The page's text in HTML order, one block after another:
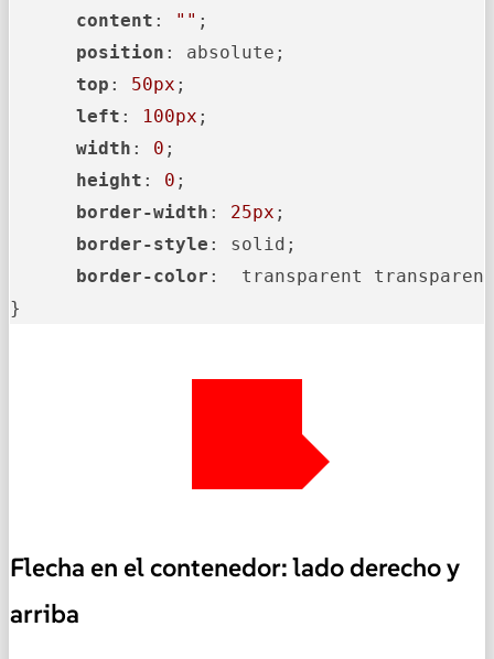
content : "" ;
position : absolute;
top : 50px ;
left : 100px ;
width : 0 ;
height : 0 ;
border-width : 25px ;
border-style : solid;
border-color :  transparent
}
Flecha en el contenedor: lado derecho y
arriba